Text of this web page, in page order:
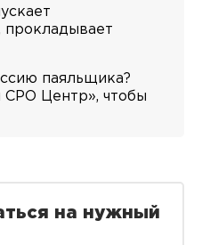
прокладывает
паяльщика?
СРО Центр», чтобы
на нужный